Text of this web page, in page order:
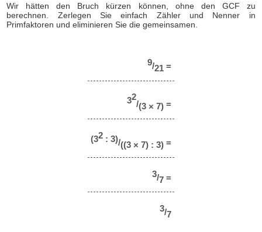
Wir hätten den Bruch kürzen können, ohne den GCF zu
berechnen. Zerlegen Sie einfach Zähler und Nenner in
Primfaktoren und eliminieren Sie die gemeinsamen.
9/21 =
32
/(3 × 7) =
(32 : 3)/((3 × 7) : 3) =
3/7 =
3/7